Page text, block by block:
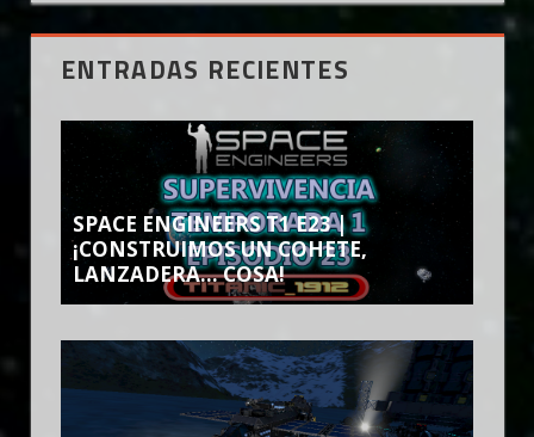
ENTRADAS RECIENTES
SPACE ENGINEERS T1 E23 |
¡CONSTRUIMOS UN COHETE,
LANZADERA… COSA!